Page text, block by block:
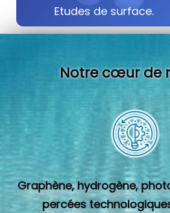
Etudes de surface.
Notre cœur de
Graphène, hydrogène,
percées